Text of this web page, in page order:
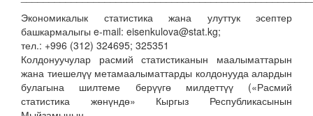
Экономикалык статистика жана улуттук эсептер
башкармалыгы e-mail: eisenkulova@stat.kg;
тел.: +996 (312) 324695; 325351
Колдонуучулар расмий статистиканын маалыматтарын
жана тиешелүү метамаалыматтарды колдонууда алардын
булагына шилтеме берүүгө милдеттүү («Расмий
статистика жөнүндө» Кыргыз Республикасынын